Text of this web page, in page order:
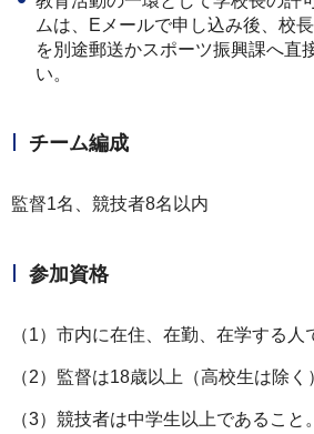
ムは、Eメールで申し込み後、校
を別途郵送かスポーツ振興課へ直
い。
チーム編成
監督1名、競技者8名以内
参加資格
（1）市内に在住、在勤、在学する人
（2）監督は18歳以上（高校生は除く
（3）競技者は中学生以上であること。